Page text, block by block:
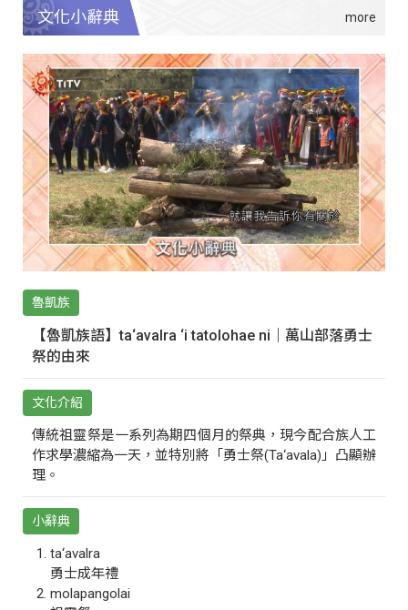
文化小辭典
魯凱族
【魯凱族語】ta‘avalra ‘i tatolohae ni｜萬山部落勇士
祭的由來
文化介紹
傳統祖靈祭是一系列為期四個月的祭典，現今配合族人工
作求學濃縮為一天，並特別將「勇士祭(Ta‘avala)」凸顯辦
理。
小辭典
ta‘avalra
勇士成年禮
molapangolai